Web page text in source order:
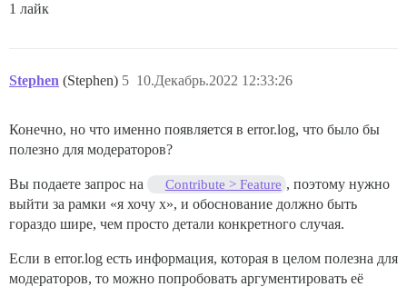
1 лайк
Stephen (Stephen) 10.Декабрь.2022 12:33:26
5
Конечно, но что именно появляется в error.log, что было бы
полезно для модераторов?
Вы подаете запрос на Contribute > Feature , поэтому нужно
выйти за рамки «я хочу x», и обоснование должно быть
гораздо шире, чем просто детали конкретного случая.
Если в error.log есть информация, которая в целом полезна для
модераторов, то можно попробовать аргументировать её